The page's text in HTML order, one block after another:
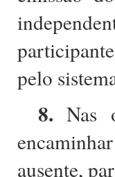
pelo
8. Nas
ausente,